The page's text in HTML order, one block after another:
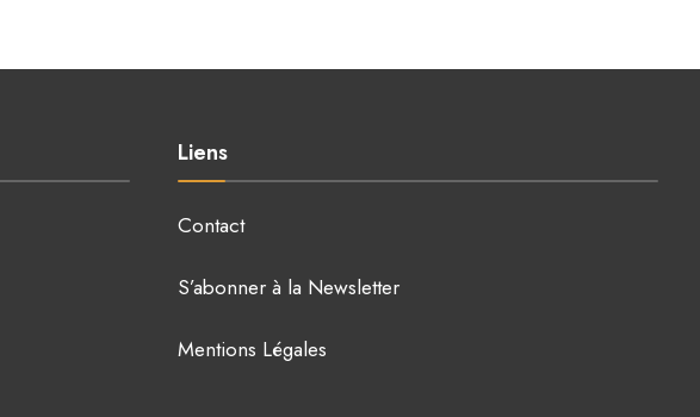
Liens
Contact
S’abonner à la Newsletter
Mentions Légales